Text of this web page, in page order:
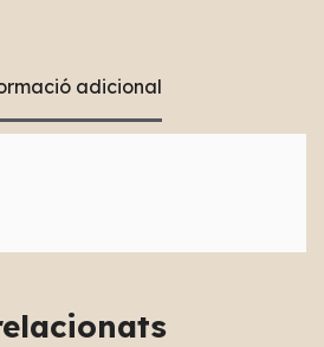
adicional